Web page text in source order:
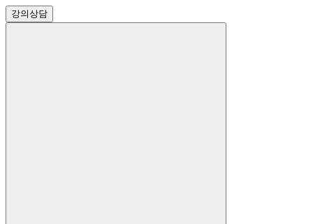
강의상담